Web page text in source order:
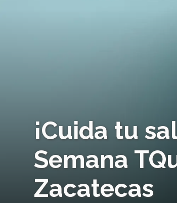
¡Cuida tu
Semana
Zacatecas